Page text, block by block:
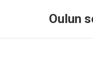
Oulun